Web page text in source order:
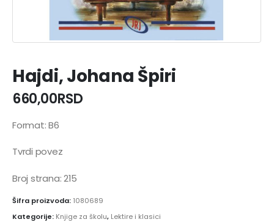
Hajdi, Johana Špiri
660,00RSD
Format: B6
Tvrdi povez
Broj strana: 215
Šifra proizvoda: 1080689
Kategorije: Knjige za školu, Lektire i klasici